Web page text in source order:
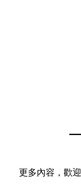
更多內容，歡迎